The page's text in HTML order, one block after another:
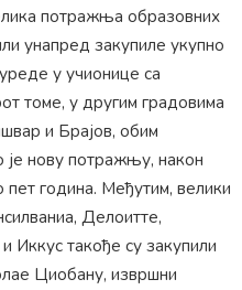
потражња образовних
унапред закупиле укупно
у учионице са
томе, у другим градовима
и Брајов, обим
нову потражњу, након
пет година. Међутим, велики
Делоитте,
такође су закупили
Циобану, извршни